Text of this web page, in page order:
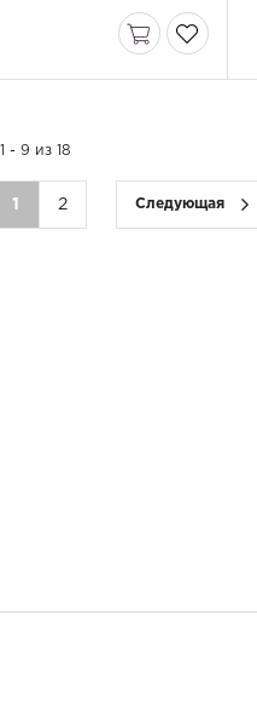
1 - 9 из 18
1 2 Следующая